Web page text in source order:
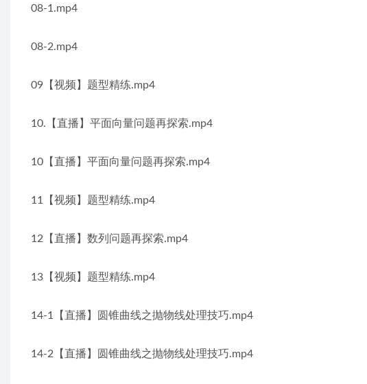
08-1.mp4
08-2.mp4
09【视频】题型精练.mp4
10.【直播】平面向量问题再探索.mp4
10【直播】平面向量问题再探索.mp4
11【视频】题型精练.mp4
12【直播】数列问题再探索.mp4
13【视频】题型精练.mp4
14-1【直播】圆锥曲线之抛物线处理技巧.mp4
14-2【直播】圆锥曲线之抛物线处理技巧.mp4